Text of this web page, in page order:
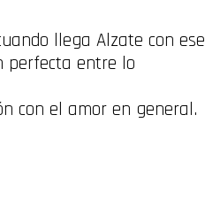
llega Alzate con ese
perfecta entre lo
con el amor en general.